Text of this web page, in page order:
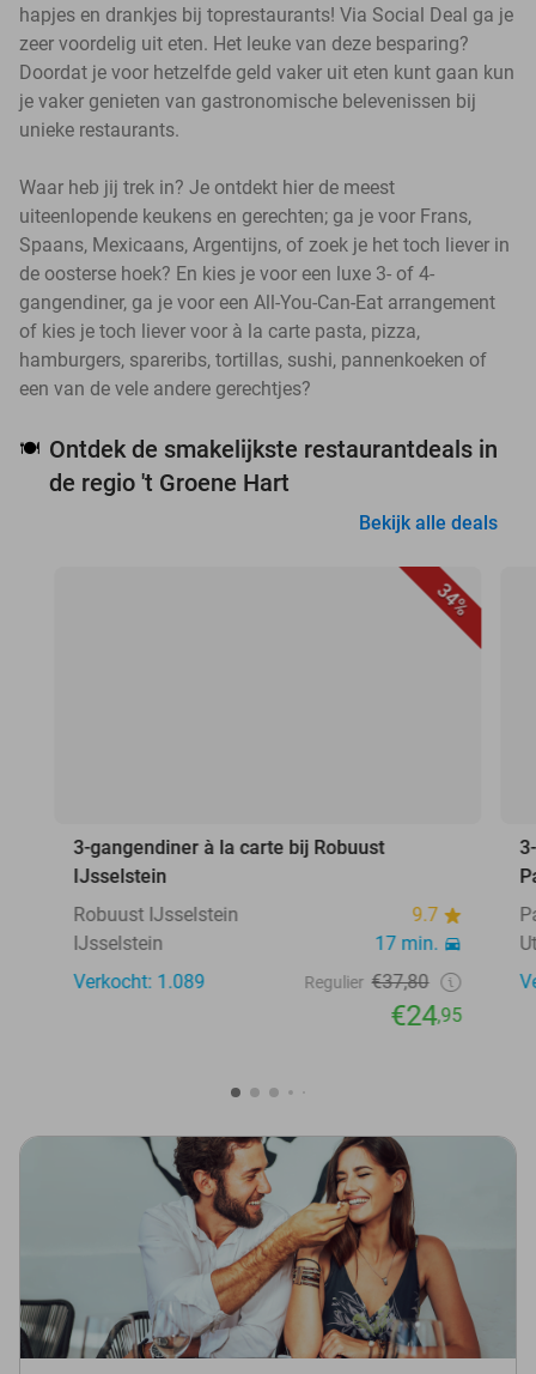
hapjes en drankjes bij toprestaurants! Via Social Deal ga je
zeer voordelig uit eten. Het leuke van deze besparing?
Doordat je voor hetzelfde geld vaker uit eten kunt gaan kun
je vaker genieten van gastronomische belevenissen bij
unieke restaurants.
Waar heb jij trek in? Je ontdekt hier de meest
uiteenlopende keukens en gerechten; ga je voor Frans,
Spaans, Mexicaans, Argentijns, of zoek je het toch liever in
de oosterse hoek? En kies je voor een luxe 3- of 4-
gangendiner, ga je voor een All-You-Can-Eat arrangement
of kies je toch liever voor à la carte pasta, pizza,
hamburgers, spareribs, tortillas, sushi, pannenkoeken of
een van de vele andere gerechtjes?
🍽️ Ontdek de smakelijkste restaurantdeals in
de regio 't Groene Hart
Bekijk alle deals
34%
3-gangendiner à la carte bij Robuust
IJsselstein
Robuust IJsselstein
9.7
IJsselstein
17 min.
Verkocht: 1.089
Regulier €37,80
€24,95